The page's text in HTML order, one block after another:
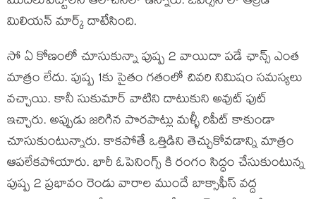
మిలియన్ మార్క్ దాటేసింది.
సో ఏ కోణంలో చూసుకున్నా పుష్ప 2 వాయిదా పడే ఛాన్స్ ఎంత
మాత్రం లేదు. పుష్ప 1కు సైతం గతంలో చివరి నిమిషం సమస్యలు
వచ్చాయి. కానీ సుకుమార్ వాటిని దాటుకుని అవుట్ ఫుట్
ఇచ్చారు. అప్పుడు జరిగిన పొరపాట్లు మళ్ళీ రిపీట్ కాకుండా
చూసుకుంటున్నారు. కాకపోతే ఒత్తిడిని తెచ్చుకోవడాన్ని మాత్రం
ఆపలేకపోయారు. భారీ ఓపెనింగ్స్ కి రంగం సిద్ధం చేసుకుంటున్న
పుష్ప 2 ప్రభావం రెండు వారాల ముందే బాక్సాఫీస్ వద్ద